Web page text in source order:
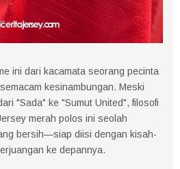
ini dari kacamata seorang pecinta
kesinambungan. Meski
"Sada" ke "Sumut United", filosofi
merah polos ini seolah
bersih—siap diisi dengan kisah-
ke depannya.